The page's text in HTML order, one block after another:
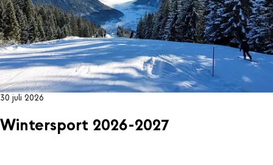
30 juli 2026
Wintersport 2026-2027